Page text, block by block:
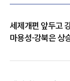
세제개편 앞두고
마용성·강북은 상